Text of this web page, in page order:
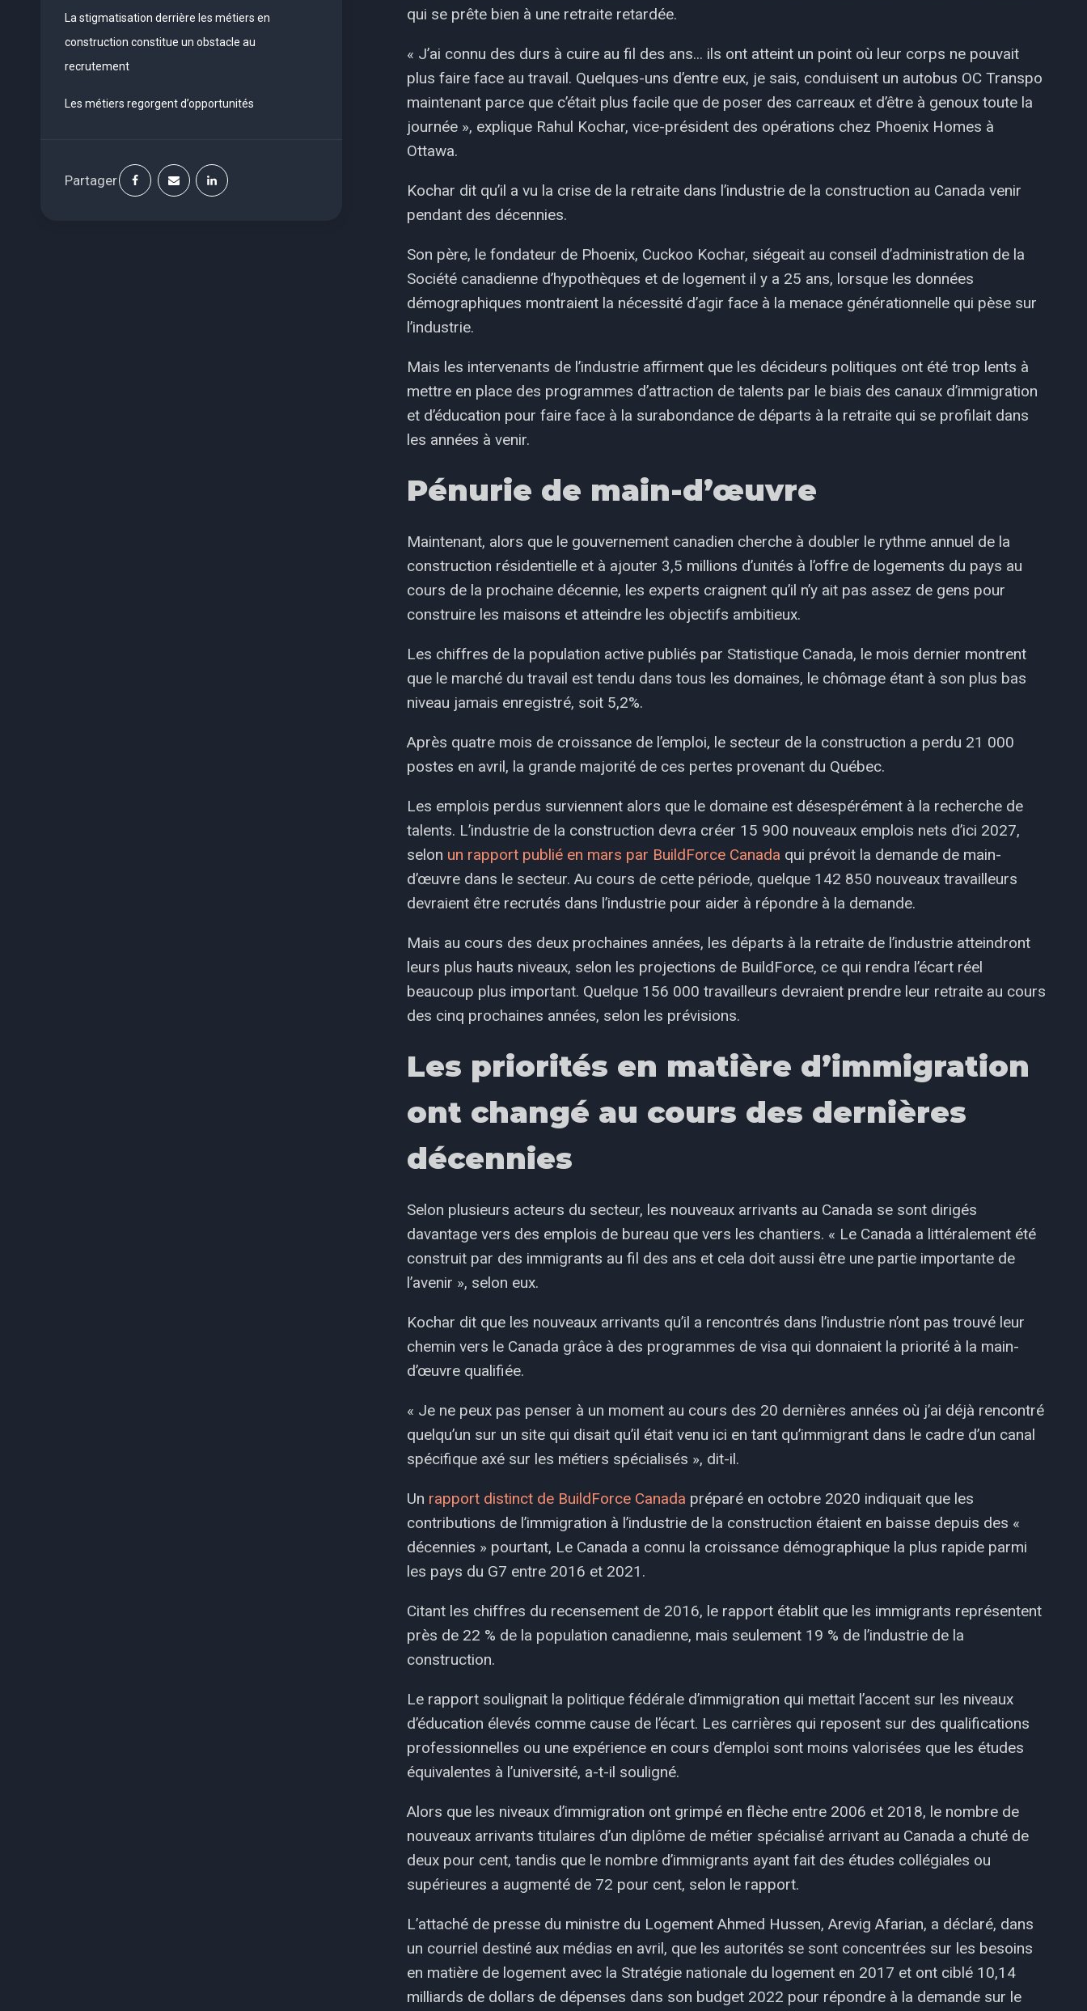
La stigmatisation derrière les métiers en
construction constitue un obstacle au
recrutement
Les métiers regorgent d’opportunités
Partager
qui se prête bien à une retraite retardée.
« J’ai connu des durs à cuire au fil des ans... ils ont atteint un point où leur corps ne pouvait
plus faire face au travail. Quelques-uns d’entre eux, je sais, conduisent un autobus OC Transpo
maintenant parce que c’était plus facile que de poser des carreaux et d’être à genoux toute la
journée », explique Rahul Kochar, vice-président des opérations chez Phoenix Homes à
Ottawa.
Kochar dit qu’il a vu la crise de la retraite dans l’industrie de la construction au Canada venir
pendant des décennies.
Son père, le fondateur de Phoenix, Cuckoo Kochar, siégeait au conseil d’administration de la
Société canadienne d’hypothèques et de logement il y a 25 ans, lorsque les données
démographiques montraient la nécessité d’agir face à la menace générationnelle qui pèse sur
l’industrie.
Mais les intervenants de l’industrie affirment que les décideurs politiques ont été trop lents à
mettre en place des programmes d’attraction de talents par le biais des canaux d’immigration
et d’éducation pour faire face à la surabondance de départs à la retraite qui se profilait dans
les années à venir.
Pénurie de main-d’œuvre
Maintenant, alors que le gouvernement canadien cherche à doubler le rythme annuel de la
construction résidentielle et à ajouter 3,5 millions d’unités à l’offre de logements du pays au
cours de la prochaine décennie, les experts craignent qu’il n’y ait pas assez de gens pour
construire les maisons et atteindre les objectifs ambitieux.
Les chiffres de la population active publiés par Statistique Canada, le mois dernier montrent
que le marché du travail est tendu dans tous les domaines, le chômage étant à son plus bas
niveau jamais enregistré, soit 5,2%.
Après quatre mois de croissance de l’emploi, le secteur de la construction a perdu 21 000
postes en avril, la grande majorité de ces pertes provenant du Québec.
Les emplois perdus surviennent alors que le domaine est désespérément à la recherche de
talents. L’industrie de la construction devra créer 15 900 nouveaux emplois nets d’ici 2027,
selon un rapport publié en mars par BuildForce Canada qui prévoit la demande de main-
d’œuvre dans le secteur. Au cours de cette période, quelque 142 850 nouveaux travailleurs
devraient être recrutés dans l’industrie pour aider à répondre à la demande.
Mais au cours des deux prochaines années, les départs à la retraite de l’industrie atteindront
leurs plus hauts niveaux, selon les projections de BuildForce, ce qui rendra l’écart réel
beaucoup plus important. Quelque 156 000 travailleurs devraient prendre leur retraite au cours
des cinq prochaines années, selon les prévisions.
Les priorités en matière d’immigration
ont changé au cours des dernières
décennies
Selon plusieurs acteurs du secteur, les nouveaux arrivants au Canada se sont dirigés
davantage vers des emplois de bureau que vers les chantiers. « Le Canada a littéralement été
construit par des immigrants au fil des ans et cela doit aussi être une partie importante de
l’avenir », selon eux.
Kochar dit que les nouveaux arrivants qu’il a rencontrés dans l’industrie n’ont pas trouvé leur
chemin vers le Canada grâce à des programmes de visa qui donnaient la priorité à la main-
d’œuvre qualifiée.
« Je ne peux pas penser à un moment au cours des 20 dernières années où j’ai déjà rencontré
quelqu’un sur un site qui disait qu’il était venu ici en tant qu’immigrant dans le cadre d’un canal
spécifique axé sur les métiers spécialisés », dit-il.
Un rapport distinct de BuildForce Canada préparé en octobre 2020 indiquait que les
contributions de l’immigration à l’industrie de la construction étaient en baisse depuis des «
décennies » pourtant, Le Canada a connu la croissance démographique la plus rapide parmi
les pays du G7 entre 2016 et 2021.
Citant les chiffres du recensement de 2016, le rapport établit que les immigrants représentent
près de 22 % de la population canadienne, mais seulement 19 % de l’industrie de la
construction.
Le rapport soulignait la politique fédérale d’immigration qui mettait l’accent sur les niveaux
d’éducation élevés comme cause de l’écart. Les carrières qui reposent sur des qualifications
professionnelles ou une expérience en cours d’emploi sont moins valorisées que les études
équivalentes à l’université, a-t-il souligné.
Alors que les niveaux d’immigration ont grimpé en flèche entre 2006 et 2018, le nombre de
nouveaux arrivants titulaires d’un diplôme de métier spécialisé arrivant au Canada a chuté de
deux pour cent, tandis que le nombre d’immigrants ayant fait des études collégiales ou
supérieures a augmenté de 72 pour cent, selon le rapport.
L’attaché de presse du ministre du Logement Ahmed Hussen, Arevig Afarian, a déclaré, dans
un courriel destiné aux médias en avril, que les autorités se sont concentrées sur les besoins
en matière de logement avec la Stratégie nationale du logement en 2017 et ont ciblé 10,14
milliards de dollars de dépenses dans son budget 2022 pour répondre à la demande sur le